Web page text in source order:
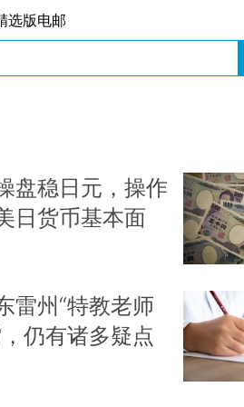
选版电邮
盘稳日元，操作
日货币基本面
雷州“特教老师
仍有诸多疑点